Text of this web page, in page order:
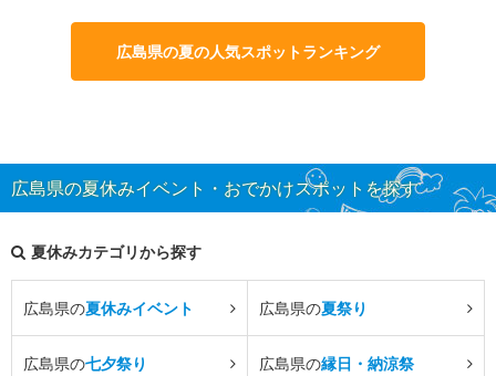
広島県の夏の人気スポットランキング
広島県の夏休みイベント・おでかけスポットを探す
夏休みカテゴリから探す
広島県の夏休みイベント 広島県の夏祭り
広島県の七夕祭り 広島県の縁日・納涼祭